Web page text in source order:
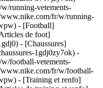
running-vetements-
fr/w/running-
- [Football]
de foot]
- [Chaussures]
1gdj0zy7ok) -
football-vetements-
fr/w/football-
- [Training et renfo]